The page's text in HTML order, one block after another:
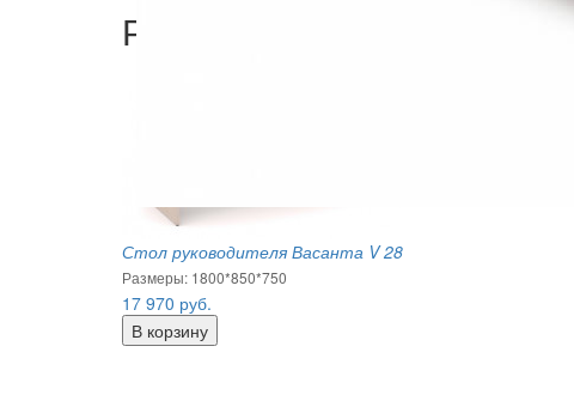
Рекомендуемые товары
Стол руководителя Васанта V 28
Размеры: 1800*850*750
17 970 руб.